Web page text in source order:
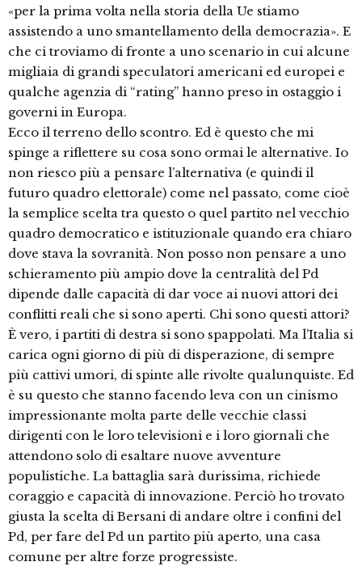
«per la prima volta nella storia della Ue stiamo
assistendo a uno smantellamento della democrazia». E
che ci troviamo di fronte a uno scenario in cui alcune
migliaia di grandi speculatori americani ed europei e
qualche agenzia di “rating” hanno preso in ostaggio i
governi in Europa.
Ecco il terreno dello scontro. Ed è questo che mi
spinge a riflettere su cosa sono ormai le alternative. Io
non riesco più a pensare l’alternativa (e quindi il
futuro quadro elettorale) come nel passato, come cioè
la semplice scelta tra questo o quel partito nel vecchio
quadro democratico e istituzionale quando era chiaro
dove stava la sovranità. Non posso non pensare a uno
schieramento più ampio dove la centralità del Pd
dipende dalle capacità di dar voce ai nuovi attori dei
conflitti reali che si sono aperti. Chi sono questi attori?
È vero, i partiti di destra si sono spappolati. Ma l’Italia si
carica ogni giorno di più di disperazione, di sempre
più cattivi umori, di spinte alle rivolte qualunquiste. Ed
è su questo che stanno facendo leva con un cinismo
impressionante molta parte delle vecchie classi
dirigenti con le loro televisioni e i loro giornali che
attendono solo di esaltare nuove avventure
populistiche. La battaglia sarà durissima, richiede
coraggio e capacità di innovazione. Perciò ho trovato
giusta la scelta di Bersani di andare oltre i confini del
Pd, per fare del Pd un partito più aperto, una casa
comune per altre forze progressiste.